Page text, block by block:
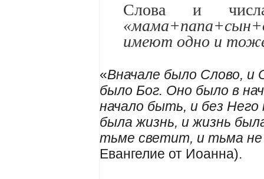
Слова и
имеют одно и
«Вначале было Слово, и
было Бог. Оно было в
начало быть, и без
была жизнь, и жизнь
тьме светит, и тьма не
Евангелие от Иоанна).